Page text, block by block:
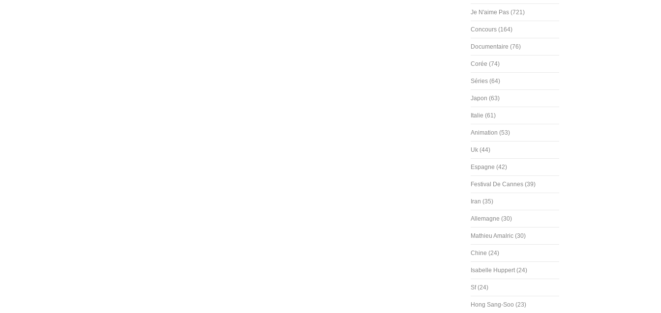
Je N'aime Pas (721)
Concours (164)
Documentaire (76)
Corée (74)
Séries (64)
Japon (63)
Italie (61)
Animation (53)
Uk (44)
Espagne (42)
Festival De Cannes (39)
Iran (35)
Allemagne (30)
Mathieu Amalric (30)
Chine (24)
Isabelle Huppert (24)
Sf (24)
Hong Sang-Soo (23)